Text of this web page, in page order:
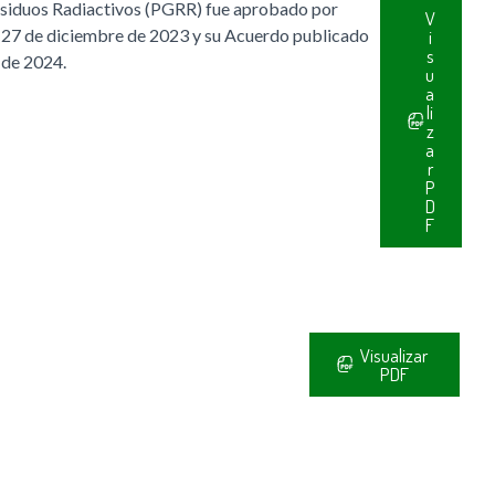
Radiactivos (PGRR) fue aprobado por
de diciembre de 2023 y su Acuerdo publicado
2024.
V
i
s
u
a
li
z
a
r
P
D
F
Visualizar
PDF